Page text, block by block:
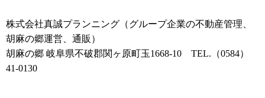
株式会社真誠プランニング（グループ企業の不動産管理、
胡麻の郷運営、通販）
胡麻の郷 岐阜県不破郡関ヶ原町玉1668-10 TEL.（0584）
41-0130